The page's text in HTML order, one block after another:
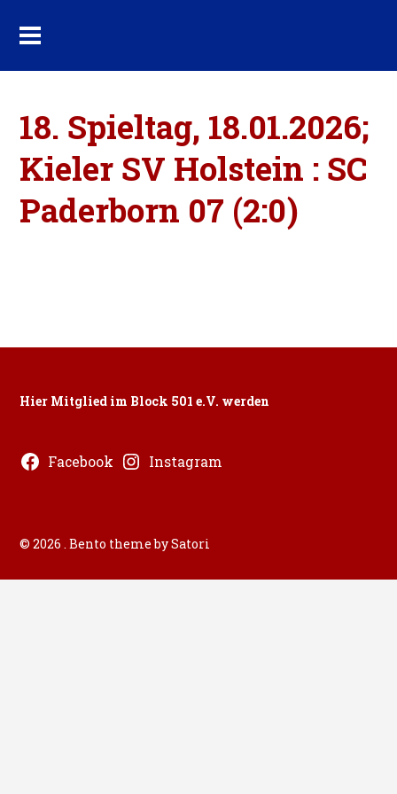
18. Spieltag, 18.01.2026;
Kieler SV Holstein : SC
Paderborn 07 (2:0)
Hier Mitglied im Block 501 e.V. werden
Facebook Instagram
© 2026 . Bento theme by Satori